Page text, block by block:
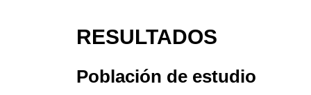
RESULTADOS
Población de estudio